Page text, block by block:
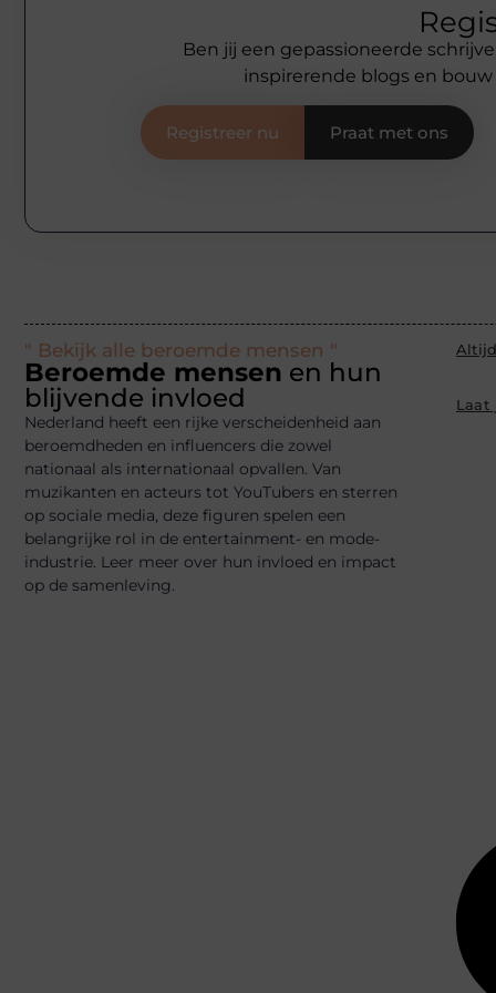
Ben jij een gepassioneerde
inspirerende blogs en
Registreer nu Praat met ons
" Bekijk alle beroemde mensen "
Beroemde mensen en hun
blijvende invloed
Nederland heeft een rijke verscheidenheid aan
beroemdheden en influencers die zowel
nationaal als internationaal opvallen. Van
muzikanten en acteurs tot YouTubers en sterren
op sociale media, deze figuren spelen een
belangrijke rol in de entertainment- en mode-
industrie. Leer meer over hun invloed en impact
op de samenleving.
Laat